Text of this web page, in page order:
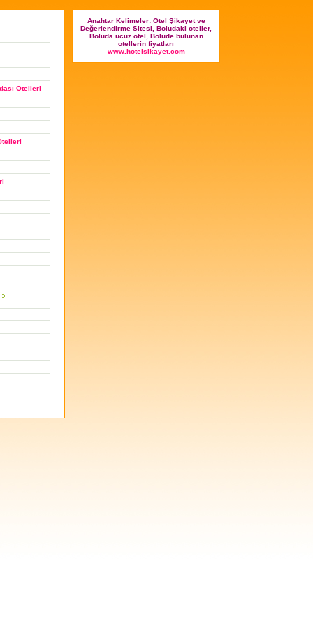
Otelleri
Anahtar Kelimeler: Otel Şikayet ve
Değerlendirme Sitesi, Boludaki oteller,
Boluda ucuz otel, Bolude bulunan
otellerin fiyatları
www.hotelsikayet.com